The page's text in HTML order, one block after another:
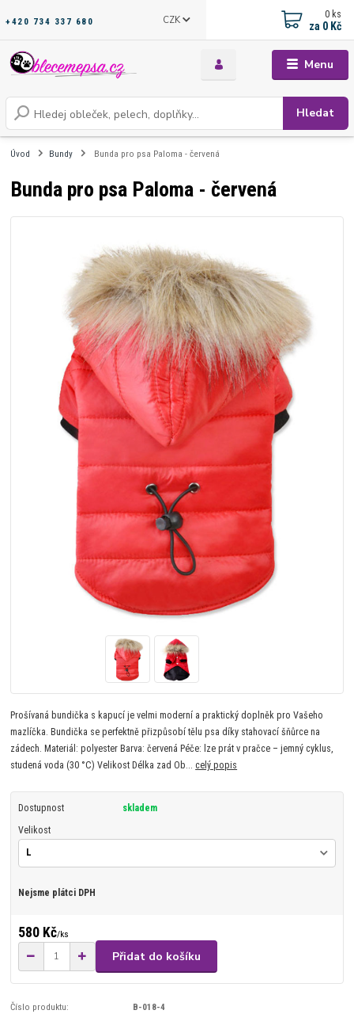
Menu
CZK
Hledat
+420 734 337 680
0 ks
za 0 Kč
Úvod Bundy Bunda pro psa Paloma - červená
Bunda pro psa Paloma - červená
Prošívaná bundička s kapucí je velmi moderní a praktický doplněk pro Vašeho
mazlíčka. Bundička se perfektně přizpůsobí tělu psa díky stahovací šňůrce na
zádech. Materiál: polyester Barva: červená Péče: lze prát v pračce – jemný cyklus,
studená voda (30 °C) Velikost Délka zad Ob...celý popis
Dostupnost skladem
Velikost
Nejsme plátci DPH
580 Kč/ks
Přidat do košíku
Číslo produktu: B-018-4